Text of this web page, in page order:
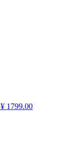
¥ 1799.00